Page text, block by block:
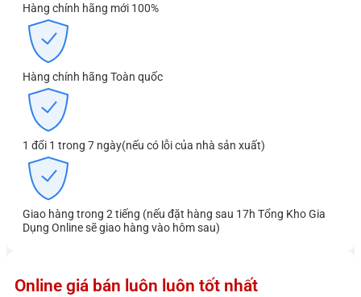
Hàng chính hãng mới 100%
Hàng chính hãng Toàn quốc
1 đổi 1 trong 7 ngày(nếu có lỗi của nhà sản xuất)
Giao hàng trong 2 tiếng (nếu đặt hàng sau 17h Tổng Kho Gia
Dụng Online sẽ giao hàng vào hôm sau)
Online giá bán luôn luôn tốt nhất